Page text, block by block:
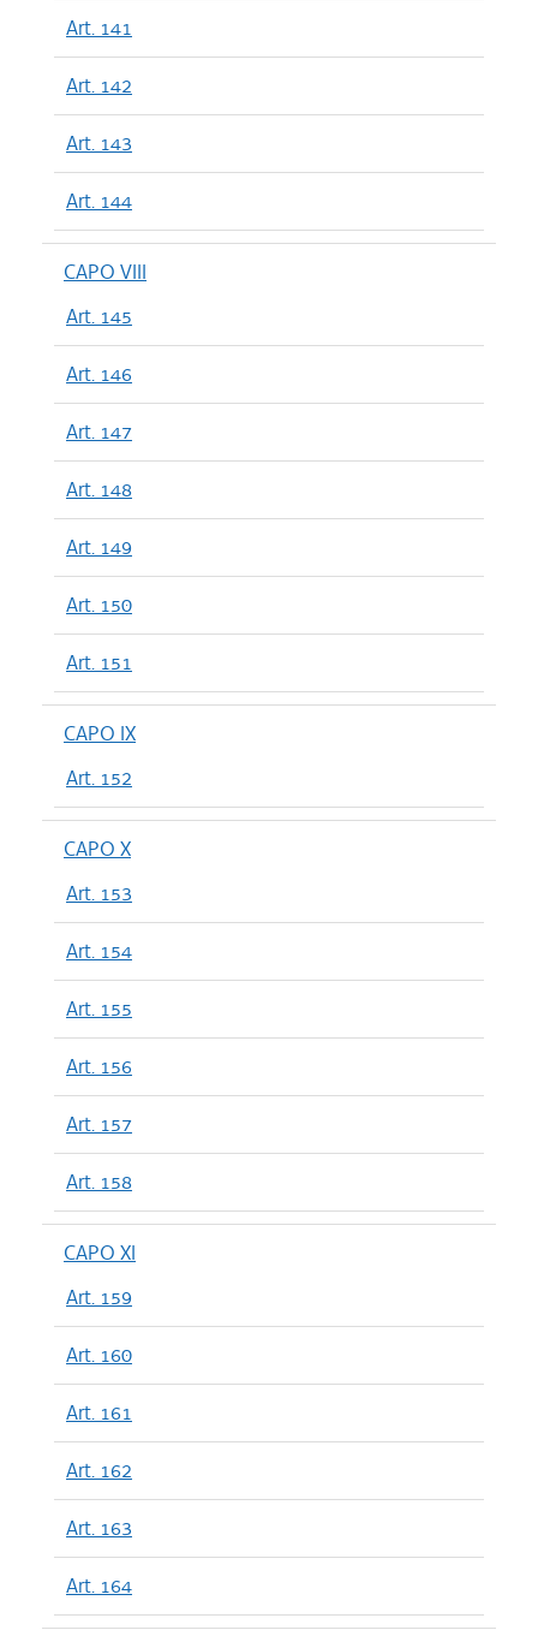
Art. 141
Art. 142
Art. 143
Art. 144
CAPO VIII
Art. 145
Art. 146
Art. 147
Art. 148
Art. 149
Art. 150
Art. 151
CAPO IX
Art. 152
CAPO X
Art. 153
Art. 154
Art. 155
Art. 156
Art. 157
Art. 158
CAPO XI
Art. 159
Art. 160
Art. 161
Art. 162
Art. 163
Art. 164